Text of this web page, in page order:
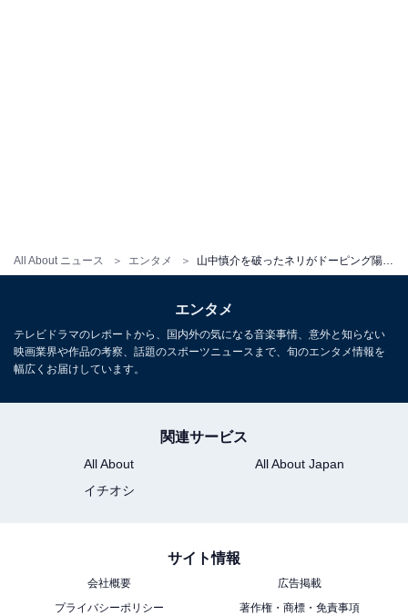
All About ニュース エンタメ
基本
検査の方法は主に尿検査です。
検体である尿のすり替えを確実に防ぐために、「DC（ド
ーピング・コントロールの意味）ドクター」、「DC係官
立ち合うのは同性で、採取された尿は封印されて、検査
室に運ばれるといいます。
る場合は、あらかじめ治療目的の薬物使用の適用措置申
請書（TUE）を提出します。申請書の提出がない状態
エンタメ
テレビドラマのレポートから、国内外の気になる音楽事情、意外と知らない
映画業界や作品の考察、話題のスポーツニュースまで、旬のエンタメ情報を
幅広くお届けしています。
関連サービス
All About
All About Japan
イチオシ
サイト情報
会社概要
広告掲載
プライバシーポリシー
著作権・商標・免責事項